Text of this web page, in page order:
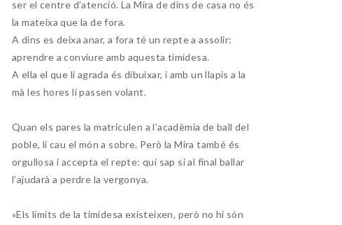
ser el centre d’atenció. La Mira de dins de casa no és
la mateixa que la de fora.
A dins es deixa anar, a fora té un repte a assolir:
aprendre a conviure amb aquesta timidesa.
A ella el que li agrada és dibuixar, i amb un llapis a la
mà les hores li passen volant.
Quan els pares la matriculen a l’acadèmia de ball del
poble, li cau el món a sobre. Però la Mira també és
orgullosa i accepta el repte: qui sap si al final ballar
l’ajudarà a perdre la vergonya.
«Els límits de la timidesa existeixen, però no hi són